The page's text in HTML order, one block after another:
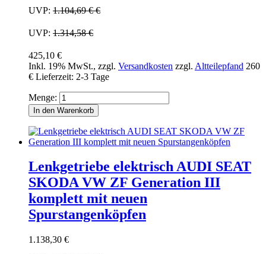
UVP: 1.104,69 €€
UVP: 1.314,58 €
425,10 €
Inkl. 19% MwSt., zzgl. Versandkosten zzgl. Altteilepfand 260
€ Lieferzeit: 2-3 Tage
Menge:
In den Warenkorb
Lenkgetriebe elektrisch AUDI SEAT
SKODA VW ZF Generation III
komplett mit neuen
Spurstangenköpfen
1.138,30 €